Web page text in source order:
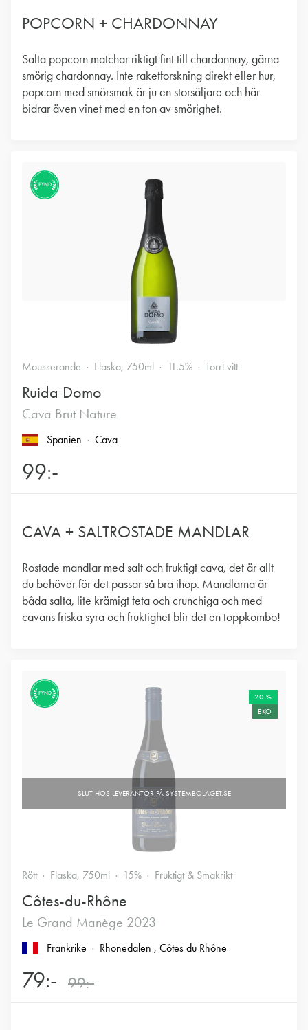
POPCORN + CHARDONNAY
Salta popcorn matchar riktigt fint till chardonnay, gärna
smörig chardonnay. Inte raketforskning direkt eller hur,
popcorn med smörsmak är ju en storsäljare och här
bidrar även vinet med en ton av smörighet.
FYND
Mousserande Flaska, 750ml 11.5% Torrt vitt
Ruida Domo
Cava Brut Nature
Spanien Cava
99:-
CAVA + SALTROSTADE MANDLAR
Rostade mandlar med salt och fruktigt cava, det är allt
du behöver för det passar så bra ihop. Mandlarna är
båda salta, lite krämigt feta och crunchiga och med
cavans friska syra och fruktighet blir det en toppkombo!
FYND
20 %
EKO
Rött Flaska, 750ml 15% Fruktigt & Smakrikt
Côtes-du-Rhône
Le Grand Manège 2023
Frankrike Rhonedalen , Côtes du Rhône
79:- 99:-